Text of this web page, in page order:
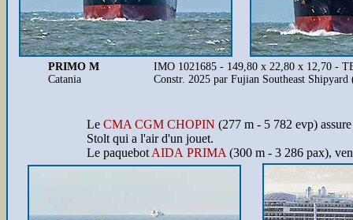
PRIMO M
Catania
IMO 1021685 - 149,80 x 22,80 x 12,70 -
Constr. 2025 par Fujian Southeast
Le CMA CGM CHOPIN (277 m - 5 782 evp)
Stolt qui a l'air d'un jouet.
Le paquebot AIDA PRIMA (300 m - 3 286 pax),